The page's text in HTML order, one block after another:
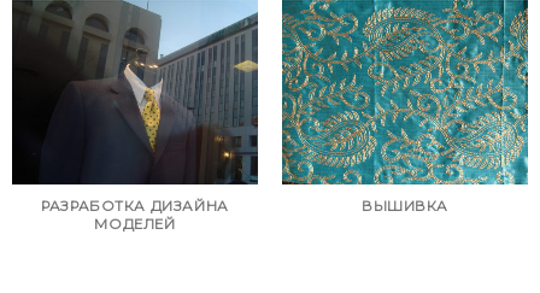
РАЗРАБОТКА ДИЗАЙНА
МОДЕЛЕЙ
ВЫШИВКА